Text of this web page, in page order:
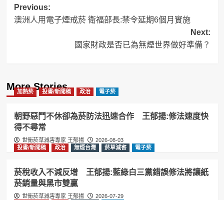
Post
navigation
Previous:
澳洲人用電子煙戒菸 衛福部長:禁令延期6個月實施
Next:
國家財政是否已為無煙世界做好準備？
More Stories
加熱菸 投書/新聞稿 政治 電子菸
朝野惡鬥不休卻為菸防法迅速合作 王郁揚:修法速度快
得不尋常
世衛菸草減害專家 王郁揚
2026-08-03
投書/新聞稿
政治 無煙台灣 菸草減害 電子菸
菸稅收入不減反增 王郁揚:藍綠白三黨錯誤修法將讓紙
菸銷量與黑市雙贏
世衛菸草減害專家 王郁揚
2026-07-29